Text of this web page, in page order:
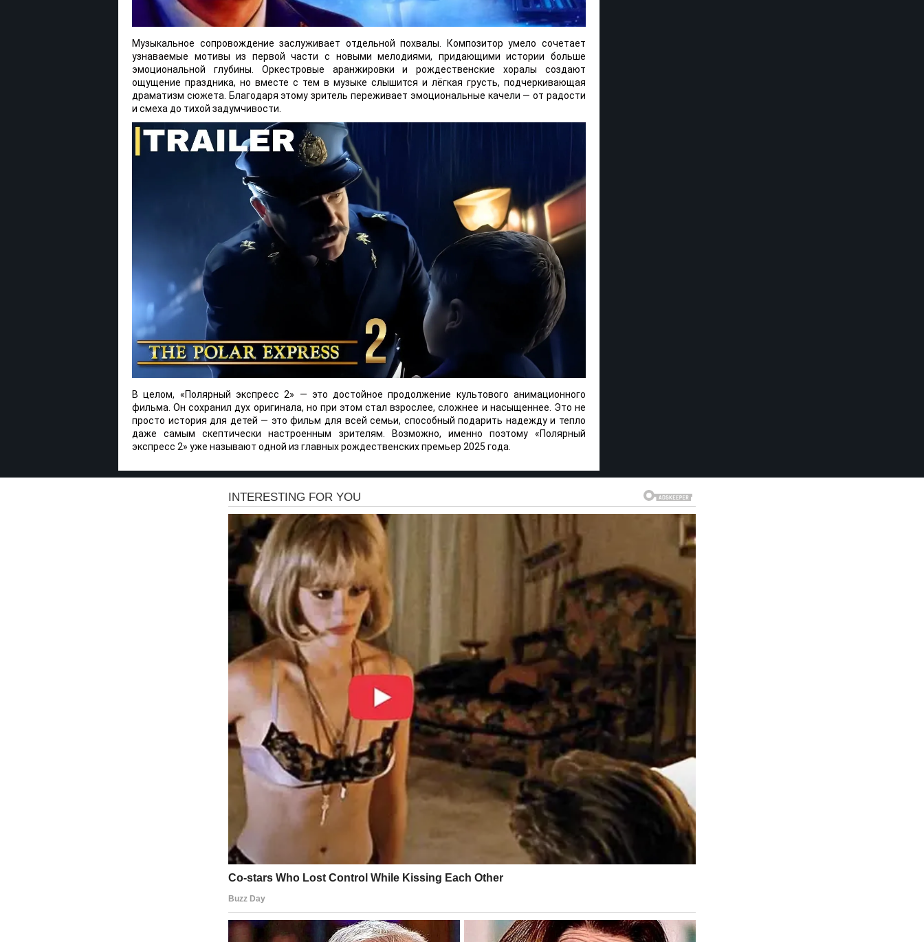
Музыкальное сопровождение заслуживает отдельной похвалы. Композитор умело сочетает
узнаваемые мотивы из первой части с новыми мелодиями, придающими истории больше
эмоциональной глубины. Оркестровые аранжировки и рождественские хоралы создают
ощущение праздника, но вместе с тем в музыке слышится и лёгкая грусть, подчеркивающая
драматизм сюжета. Благодаря этому зритель переживает эмоциональные качели — от радости
и смеха до тихой задумчивости.
В целом, «Полярный экспресс 2» — это достойное продолжение культового анимационного
фильма. Он сохранил дух оригинала, но при этом стал взрослее, сложнее и насыщеннее. Это не
просто история для детей — это фильм для всей семьи, способный подарить надежду и тепло
даже самым скептически настроенным зрителям. Возможно, именно поэтому «Полярный
экспресс 2» уже называют одной из главных рождественских премьер 2025 года.